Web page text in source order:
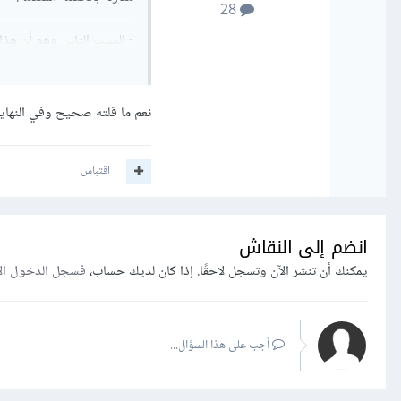
- السبب الثاني وهو أن
وقتها، وبالتالي سيزيد
والعجلة تبقى دائما
السوق التي يستفيد منها
نعم ما قلته صحيح وفي
اقتباس
انضم إلى النقاش
يمكنك أن تنشر الآن وتسجل لاحقًا. إذا كان لديك حساب،فسجل الدخول
أجب على هذا السؤال...